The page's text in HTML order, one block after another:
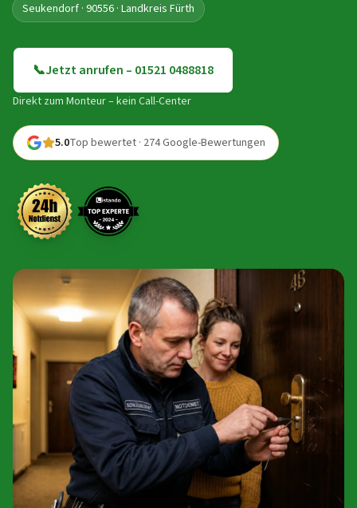
Seukendorf · 90556 · Landkreis Fürth
📞Jetzt anrufen – 01521 0488818
Direkt zum Monteur – kein Call-Center
5.0Top bewertet · 274 Google-Bewertungen